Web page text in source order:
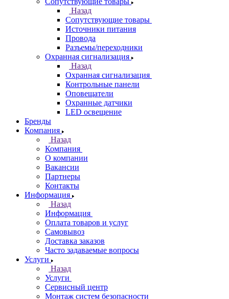
Назад
Сопутствующие товары
Источники питания
Провода
Разъемы/переходники
Охранная сигнализация
Назад
Охранная сигнализация
Контрольные панели
Оповещатели
Охранные датчики
LED освещение
Бренды
Компания
Назад
Компания
О компании
Вакансии
Партнеры
Контакты
Информация
Назад
Информация
Оплата товаров и услуг
Самовывоз
Доставка заказов
Часто задаваемые вопросы
Услуги
Назад
Услуги
Сервисный центр
Монтаж систем безопасности